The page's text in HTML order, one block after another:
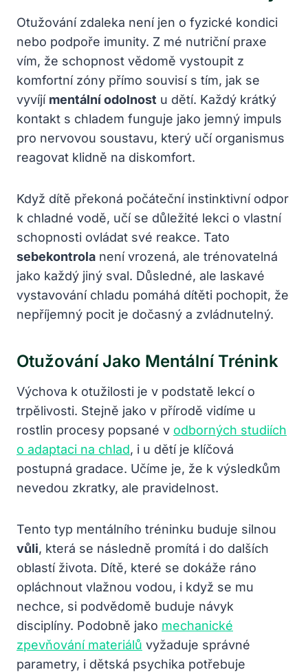
Otužování zdaleka není jen o fyzické kondici
nebo podpoře imunity. Z mé nutriční praxe
vím, že schopnost vědomě vystoupit z
komfortní zóny přímo souvisí s tím, jak se
vyvíjí mentální odolnost u dětí. Každý krátký
kontakt s chladem funguje jako jemný impuls
pro nervovou soustavu, který učí organismus
reagovat klidně na diskomfort.
Když dítě překoná počáteční instinktivní odpor
k chladné vodě, učí se důležité lekci o vlastní
schopnosti ovládat své reakce. Tato
sebekontrola není vrozená, ale trénovatelná
jako každý jiný sval. Důsledné, ale laskavé
vystavování chladu pomáhá dítěti pochopit, že
nepříjemný pocit je dočasný a zvládnutelný.
Otužování Jako Mentální Trénink
Výchova k otužilosti je v podstatě lekcí o
trpělivosti. Stejně jako v přírodě vidíme u
rostlin procesy popsané v odborných studiích
o adaptaci na chlad, i u dětí je klíčová
postupná gradace. Učíme je, že k výsledkům
nevedou zkratky, ale pravidelnost.
Tento typ mentálního tréninku buduje silnou
vůli, která se následně promítá i do dalších
oblastí života. Dítě, které se dokáže ráno
opláchnout vlažnou vodou, i když se mu
nechce, si podvědomě buduje návyk
disciplíny. Podobně jako mechanické
zpevňování materiálů vyžaduje správné
parametry, i dětská psychika potřebuje